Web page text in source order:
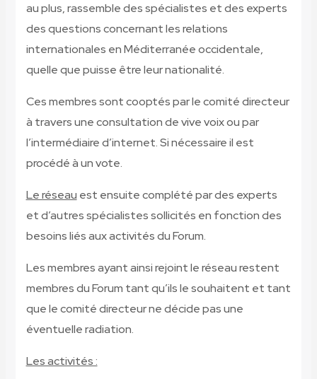
au plus, rassemble des spécialistes et des experts
des questions concernant les relations
internationales en Méditerranée occidentale,
quelle que puisse être leur nationalité.
Ces membres sont cooptés par le comité directeur
à travers une consultation de vive voix ou par
l’intermédiaire d’internet. Si nécessaire il est
procédé à un vote.
Le réseau est ensuite complété par des experts
et d’autres spécialistes sollicités en fonction des
besoins liés aux activités du Forum.
Les membres ayant ainsi rejoint le réseau restent
membres du Forum tant qu’ils le souhaitent et tant
que le comité directeur ne décide pas une
éventuelle radiation.
Les activités :